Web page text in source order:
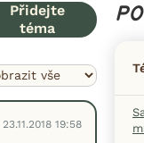
Přidejte
téma
23.11.2018 19:58